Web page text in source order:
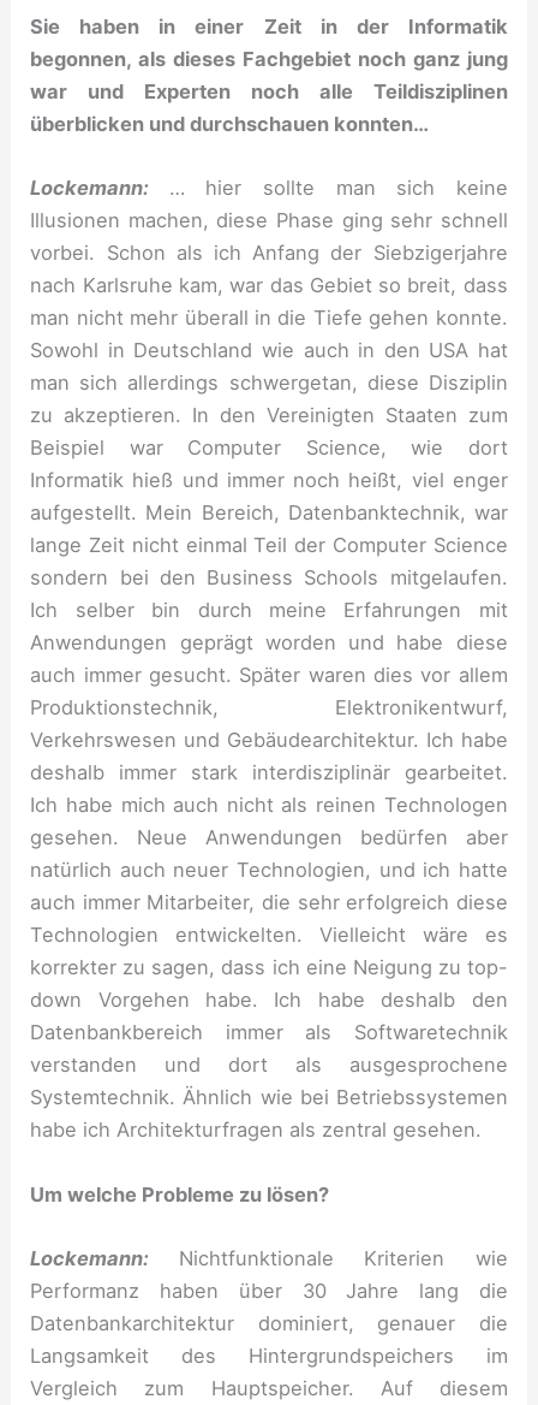
Sie haben in einer Zeit in der Informatik
begonnen, als dieses Fachgebiet noch ganz jung
war und Experten noch alle Teildisziplinen
überblicken und durchschauen konnten…
Lockemann: … hier sollte man sich keine
Illusionen machen, diese Phase ging sehr schnell
vorbei. Schon als ich Anfang der Siebzigerjahre
nach Karlsruhe kam, war das Gebiet so breit, dass
man nicht mehr überall in die Tiefe gehen konnte.
Sowohl in Deutschland wie auch in den USA hat
man sich allerdings schwergetan, diese Disziplin
zu akzeptieren. In den Vereinigten Staaten zum
Beispiel war Computer Science, wie dort
Informatik hieß und immer noch heißt, viel enger
aufgestellt. Mein Bereich, Datenbanktechnik, war
lange Zeit nicht einmal Teil der Computer Science
sondern bei den Business Schools mitgelaufen.
Ich selber bin durch meine Erfahrungen mit
Anwendungen geprägt worden und habe diese
auch immer gesucht. Später waren dies vor allem
Produktionstechnik, Elektronikentwurf,
Verkehrswesen und Gebäudearchitektur. Ich habe
deshalb immer stark interdisziplinär gearbeitet.
Ich habe mich auch nicht als reinen Technologen
gesehen. Neue Anwendungen bedürfen aber
natürlich auch neuer Technologien, und ich hatte
auch immer Mitarbeiter, die sehr erfolgreich diese
Technologien entwickelten. Vielleicht wäre es
korrekter zu sagen, dass ich eine Neigung zu top-
down Vorgehen habe. Ich habe deshalb den
Datenbankbereich immer als Softwaretechnik
verstanden und dort als ausgesprochene
Systemtechnik. Ähnlich wie bei Betriebssystemen
habe ich Architekturfragen als zentral gesehen.
Um welche Probleme zu lösen?
Lockemann: Nichtfunktionale Kriterien wie
Performanz haben über 30 Jahre lang die
Datenbankarchitektur dominiert, genauer die
Langsamkeit des Hintergrundspeichers im
Vergleich zum Hauptspeicher. Auf diesem